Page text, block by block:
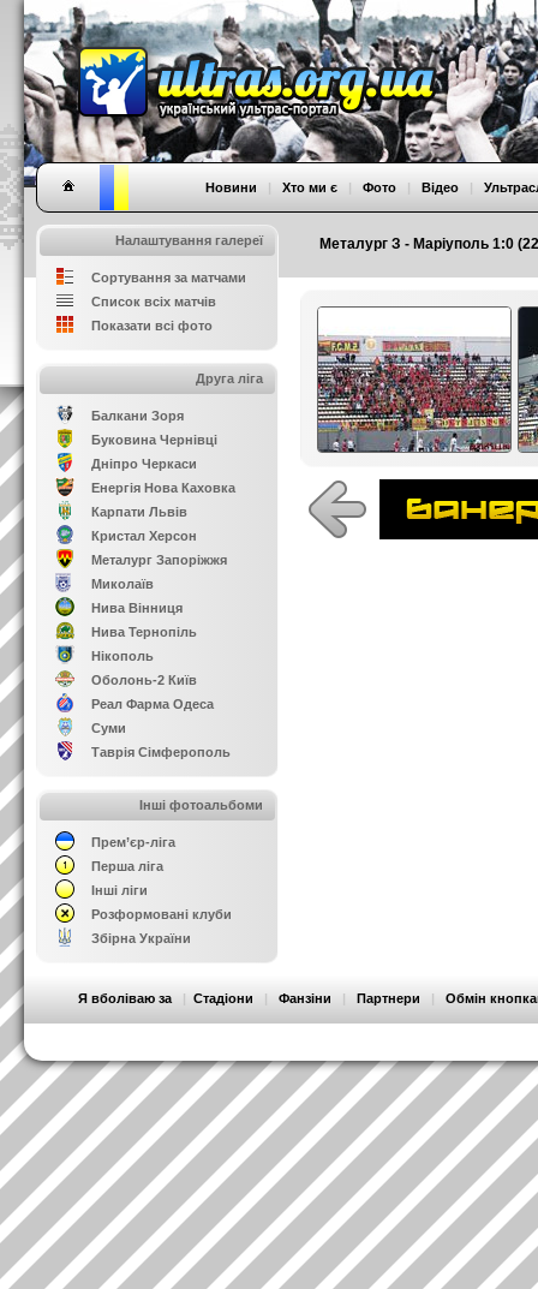
Металург З - Маріуполь 1:0
Новини | Хто ми є | Фото | Відео |
Налаштування галереї
Сортування за матчами
Список всіх матчів
Показати всі фото
Друга ліга
Балкани Зоря
Буковина Чернівці
Дніпро Черкаси
Енергія Нова Каховка
Карпати Львів
Кристал Херсон
Металург Запоріжжя
Миколаїв
Нива Вінниця
Нива Тернопіль
Нікополь
Оболонь-2 Київ
Реал Фарма Одеса
Суми
Таврія Сімферополь
Інші фотоальбоми
Прем’єр-ліга
Перша ліга
Інші ліги
Розформовані клуби
Збірна України
Я вболіваю за | Стадіони | Фанзіни | Партнери | Обмін